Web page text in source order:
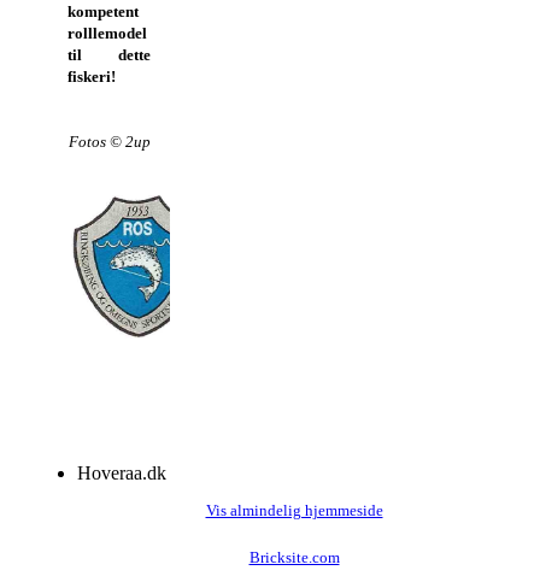
kompetent
rolllemodel
til dette
fiskeri!
Fotos © 2up
Hoveraa.dk
Vis almindelig hjemmeside
Bricksite.com